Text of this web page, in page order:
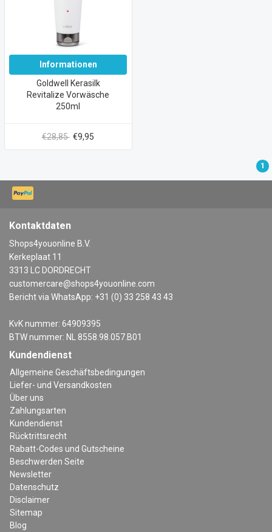
Informationen
Goldwell Kerasilk
Revitalize Vorwäsche
250ml
€28,85 €9,95
1
Kontaktdaten
Shops4youonline B.V.
Kerkeplaat 11
3313 LC DORDRECHT
customercare@shops4youonline.com
Bericht via WhatsApp: +31 (0) 33 258 43 43
KvK nummer: 64909395
BTW nummer: NL 8558.98.057.B01
Kundendienst
Allgemeine Geschäftsbedingungen
Liefer- und Versandkosten
Über uns
Zahlungsarten
Kundendienst
Rücktrittsrecht
Rabatt-Codes und Gutscheine
Beschwerden Seite
Newsletter
Datenschutz
Disclaimer
Sitemap
Blog